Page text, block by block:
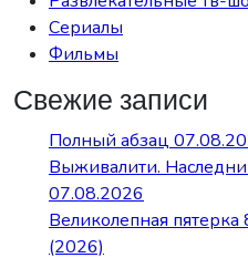
Сериалы
Фильмы
Свежие записи
Полный абзац
Выживалити.
07.08.2026
Великолепная
(2026)